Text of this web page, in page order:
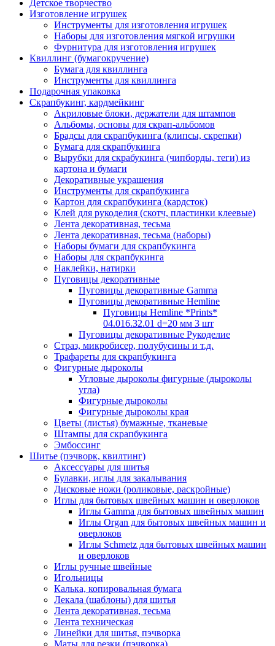
Детское творчество
Изготовление игрушек
Инструменты для изготовления игрушек
Наборы для изготовления мягкой игрушки
Фурнитура для изготовления игрушек
Квиллинг (бумагокручение)
Бумага для квиллинга
Инструменты для квиллинга
Подарочная упаковка
Скрапбукинг, кардмейкинг
Акриловые блоки, держатели для штампов
Альбомы, основы для скрап-альбомов
Брадсы для скрапбукинга (клипсы, скрепки)
Бумага для скрапбукинга
Вырубки для скрабукинга (чипборды, теги) из
картона и бумаги
Декоративные украшения
Инструменты для скрапбукинга
Картон для скрапбукинга (кардсток)
Клей для рукоделия (скотч, пластинки клеевые)
Лента декоративная, тесьма
Лента декоративная, тесьма (наборы)
Наборы бумаги для скрапбукинга
Наборы для скрапбукинга
Наклейки, натирки
Пуговицы декоративные
Пуговицы декоративные Gamma
Пуговицы декоративные Hemline
Пуговицы Hemline *Prints*
04.016.32.01 d=20 мм 3 шт
Пуговицы декоративные Рукоделие
Страз, микробисер, полубусины и т.д.
Трафареты для скрапбукинга
Фигурные дыроколы
Угловые дыроколы фигурные (дыроколы
угла)
Фигурные дыроколы
Фигурные дыроколы края
Цветы (листья) бумажные, тканевые
Штампы для скрапбукинга
Эмбоссинг
Шитье (пэчворк, квилтинг)
Аксессуары для шитья
Булавки, иглы для закалывания
Дисковые ножи (роликовые, раскройные)
Иглы для бытовых швейных машин и оверлоков
Иглы Gamma для бытовых швейных машин
Иглы Organ для бытовых швейных машин и
оверлоков
Иглы Schmetz для бытовых швейных машин
и оверлоков
Иглы ручные швейные
Игольницы
Калька, копировальная бумага
Лекала (шаблоны) для шитья
Лента декоративная, тесьма
Лента техническая
Линейки для шитья, пэчворка
Маты для резки (пэчворка)